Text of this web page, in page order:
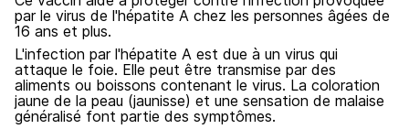
par le virus de l'hépatite A chez les personnes âgées de
16 ans et plus.
L'infection par l'hépatite A est due à un virus qui
attaque le foie. Elle peut être transmise par des
aliments ou boissons contenant le virus. La coloration
jaune de la peau (jaunisse) et une sensation de malaise
généralisé font partie des symptômes.